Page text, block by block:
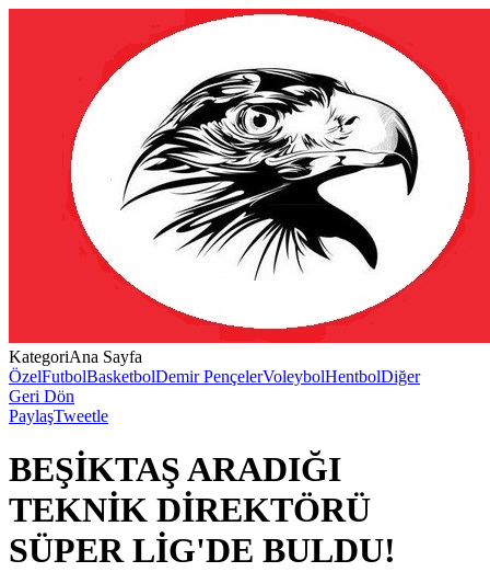
KategoriAna Sayfa
ÖzelFutbolBasketbolDemir PençelerVoleybolHentbolDiğer
Geri Dön
PaylaşTweetle
BEŞİKTAŞ ARADIĞI
TEKNİK DİREKTÖRÜ
SÜPER LİG'DE BULDU!